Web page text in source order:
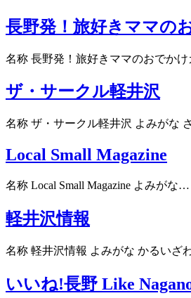
長野発！旅好きママの
名称 長野発！旅好きママのおでか
ザ・サークル軽井沢
名称 ザ・サークル軽井沢 よみがな
Local Small Magazine
名称 Local Small Magazine よみがな…
軽井沢情報
名称 軽井沢情報 よみがな かるいざ
いいね!長野 Like